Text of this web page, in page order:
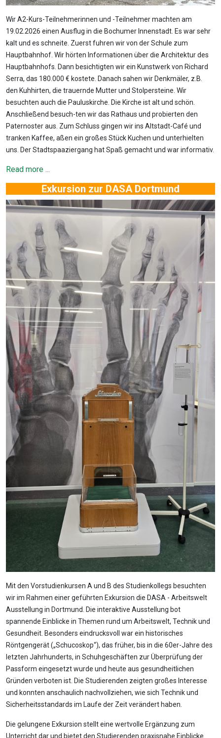
Wir A2-Kurs-Teilnehmerinnen und -Teilnehmer machten am
19.02.2026 einen Ausflug in die Bochumer Innenstadt. Es war sehr
kalt und es schneite. Zuerst fuhren wir von der Schule zum
Hauptbahnhof. Wir hörten Informationen über die Architektur des
Hauptbahnhofs. Dann besichtigten wir ein Kunstwerk von Richard
Serra, das 180.000 € kostete. Danach sahen wir Denkmäler, z.B.
den Kuhhirten, die trauernde Mutter und Stolpersteine. Wir
besuchten auch die Pauluskirche. Die Kirche ist alt und schön.
Anschließend besuch-ten wir das Rathaus und probierten den
Paternoster aus. Zum Schluss gingen wir ins Altstadt-Café und
tranken Kaffee, aßen ein großes Stück Kuchen und unterhielten
uns. Der Stadtspaaziergang hat Spaß gemacht und war informativ.
Read more ...
Exkursion zur DASA Dortmund
Mit den Vorstudienkursen A und B des Studienkollegs besuchten
wir im Rahmen einer geführten Exkursion die DASA - Arbeitswelt
Ausstellung in Dortmund. Die interaktive Ausstellung bot
spannende Einblicke in Themen rund um Arbeitswelt, Technik und
Gesundheit. Besonders eindrucksvoll war ein historisches
Röntgengerät („Schucoskop“), das früher, bis in die 60er-Jahre des
letzten Jahrhunderts, in Schuhgeschäften zur Überprüfung der
Passform eingesetzt wurde und heute aus gesundheitlichen
Gründen verboten ist. Die Studierenden zeigten großes Interesse
und konnten anschaulich nachvollziehen, wie sich Technik und
Sicherheitsstandards im Laufe der Zeit verändert haben.
Die gelungene Exkursion stellt eine wertvolle Ergänzung zum
Unterricht dar und bietet den Studierenden praxisnahe Einblicke